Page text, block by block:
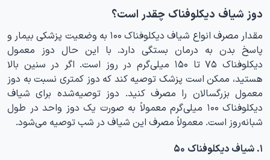
دوز شیاف دیکلوفناک چقدر است؟
مقدار مصرف انواع شیاف دیکلوفناک ۱۰۰ به وضعیت پزشکی بیمار و
پاسخ بدن به درمان بستگی دارد. با این حال دوز معمول
دیکلوفناک ۷۵ تا ۱۵۰ میلی‌گرم در روز است. اگر در سنین بالا
هستید، ممکن است پزشک توصیه کند که دوز کمتری نسبت به دوز
معمول بزرگسالان را مصرف کنید. دوز توصیه‌شده برای شیاف
دیکلوفناک ۱۰۰ میلی‌گرم معمولاً به صورت یک دوز واحد در طول
شبانه‌روز است. معمولاً مصرف‌ این شیاف در شب توصیه می‌شود.
۱. شیاف دیکلوفناک ۵۰